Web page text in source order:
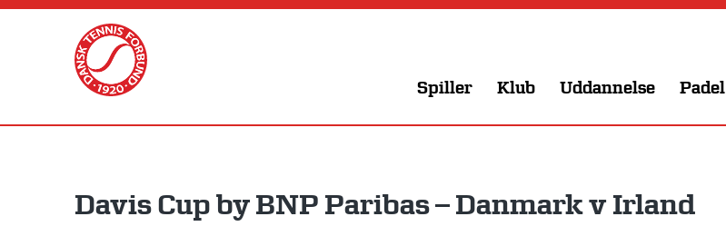
Skip
Spiller Klub Uddannelse Padel
Davis Cup by BNP Paribas – Danmark v Irland